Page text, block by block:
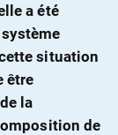
a été
situation
être
la
de